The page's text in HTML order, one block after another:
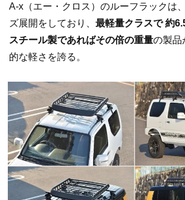
A-x（エー・クロス）のルーフラックは
ズ展開をしており、 最軽量クラスで 約
スチール製であればその倍の重量の製品
的な軽さを誇る。